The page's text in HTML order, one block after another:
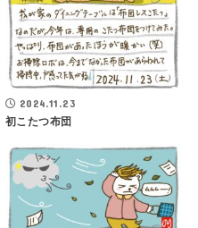
2024.11.23
初こたつ布団